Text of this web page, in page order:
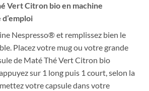
Vert Citron bio en machine
Nespresso® et remplissez bien le
Placez votre mug ou votre grande
de Maté Thé Vert Citron bio
sur 1 long puis 1 court, selon la
votre capsule dans votre